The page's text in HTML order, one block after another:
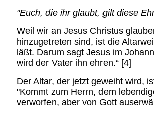
"Euch, die ihr glaubt, gilt diese
Weil wir an Jesus Christus
hinzugetreten sind, ist die
läßt. Darum sagt Jesus im
wird der Vater ihn ehren.“ [4]
Der Altar, der jetzt geweiht wird,
"Kommt zum Herrn, dem
verworfen, aber von Gott